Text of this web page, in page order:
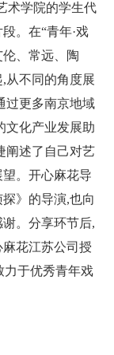
术学院的学生代
。在“青年·戏
伦、常远、陶
从不同的角度展
过更多南京地域
文化产业发展助
阐述了自己对艺
。开心麻花导
》的导演,也向
。分享环节后,
花江苏公司授
力于优秀青年戏